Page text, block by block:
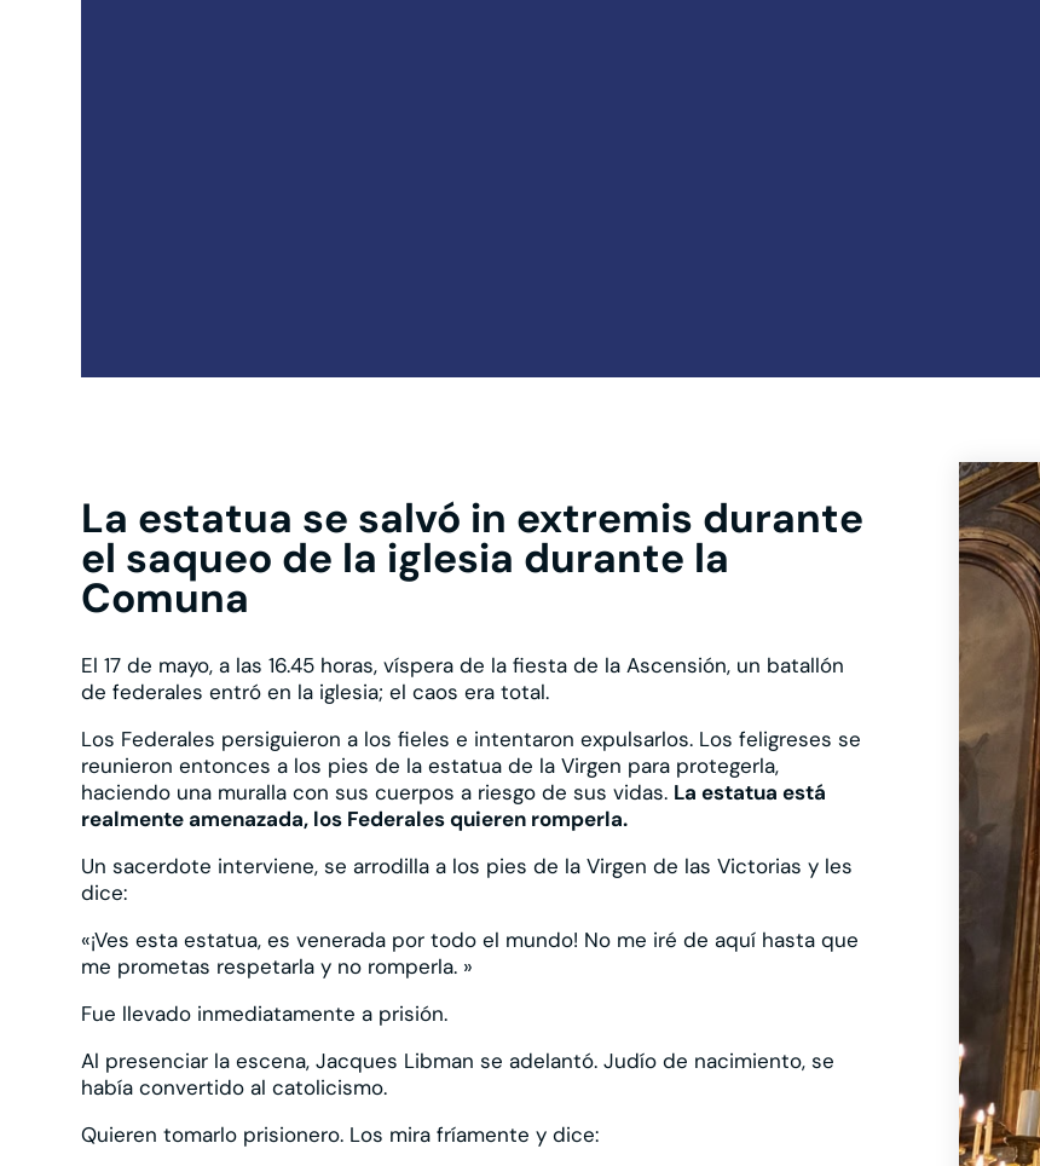
La estatua se salvó in extremis durante
el saqueo de la iglesia durante la
Comuna
El 17 de mayo, a las 16.45 horas, víspera de la fiesta de la Ascensión, un batallón
de federales entró en la iglesia; el caos era total.
Los Federales persiguieron a los fieles e intentaron expulsarlos. Los feligreses se
reunieron entonces a los pies de la estatua de la Virgen para protegerla,
haciendo una muralla con sus cuerpos a riesgo de sus vidas. La estatua está
realmente amenazada, los Federales quieren romperla.
Un sacerdote interviene, se arrodilla a los pies de la Virgen de las Victorias y les
dice:
«¡Ves esta estatua, es venerada por todo el mundo! No me iré de aquí hasta que
me prometas respetarla y no romperla. »
Fue llevado inmediatamente a prisión.
Al presenciar la escena, Jacques Libman se adelantó. Judío de nacimiento, se
había convertido al catolicismo.
Quieren tomarlo prisionero. Los mira fríamente y dice: